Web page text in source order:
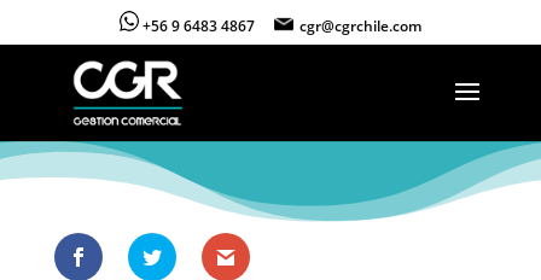
+56 9 6483 4867 cgr@cgrchile.com